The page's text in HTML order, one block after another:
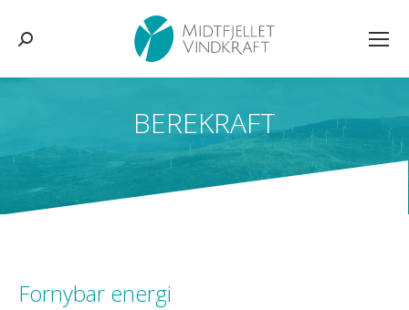
Søk:
BEREKRAFT
You are here:
Fornybar energi